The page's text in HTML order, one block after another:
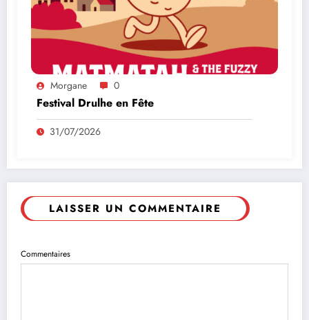
Morgane 0
Festival Drulhe en Fête
31/07/2026
LAISSER UN COMMENTAIRE
Commentaires